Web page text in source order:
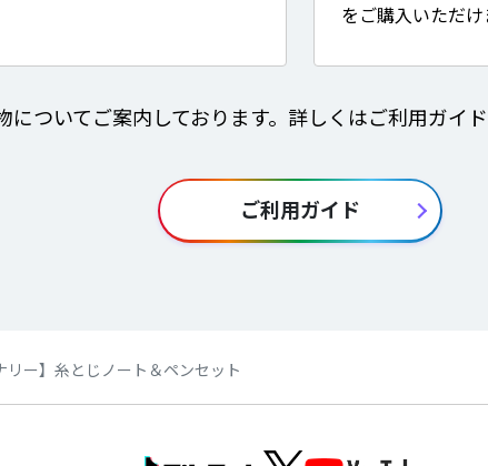
をご購入いただけ
についてご案内しております。詳しくはご利用ガイ
ご利用ガイド
リー】糸とじノート＆ペンセット